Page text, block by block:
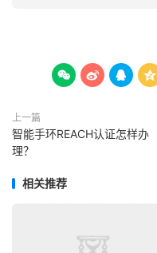
   
上一篇
智能手环REACH认证怎样办
理？
相关推荐